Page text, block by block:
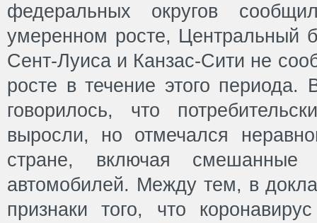
федеральных округов
умеренном росте, Центральный
Сент-Луиса и Канзас-Сити не
росте в течение этого периода.
говорилось, что
выросли, но отмечался
стране, включая
автомобилей. Между тем, в
признаки того, что